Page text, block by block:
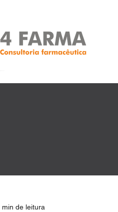
min de leitura